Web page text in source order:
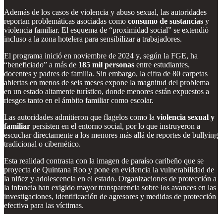
Además de los casos de violencia y abuso sexual, las autoridades
reportan problemáticas asociadas como consumo de sustancias y
violencia familiar. El esquema de “proximidad social” se extendió
incluso a la zona hotelera para sensibilizar a trabajadores.
El programa inició en noviembre de 2024 y, según la FGE, ha
“beneficiado” a más de 185 mil personas entre estudiantes,
docentes y padres de familia. Sin embargo, la cifra de 80 carpetas
abiertas en menos de seis meses expone la magnitud del problema
en un estado altamente turístico, donde menores están expuestos a
riesgos tanto en el ámbito familiar como escolar.
Las autoridades admitieron que flagelos como la violencia sexual y
familiar persisten en el entorno social, por lo que instruyeron a
escuchar directamente a los menores más allá de reportes de bullying
tradicional o cibernético.
Esta realidad contrasta con la imagen de paraíso caribeño que se
proyecta de Quintana Roo y pone en evidencia la vulnerabilidad de
la niñez y adolescencia en el estado. Organizaciones de protección a
la infancia han exigido mayor transparencia sobre los avances en las
investigaciones, identificación de agresores y medidas de protección
efectiva para las víctimas.